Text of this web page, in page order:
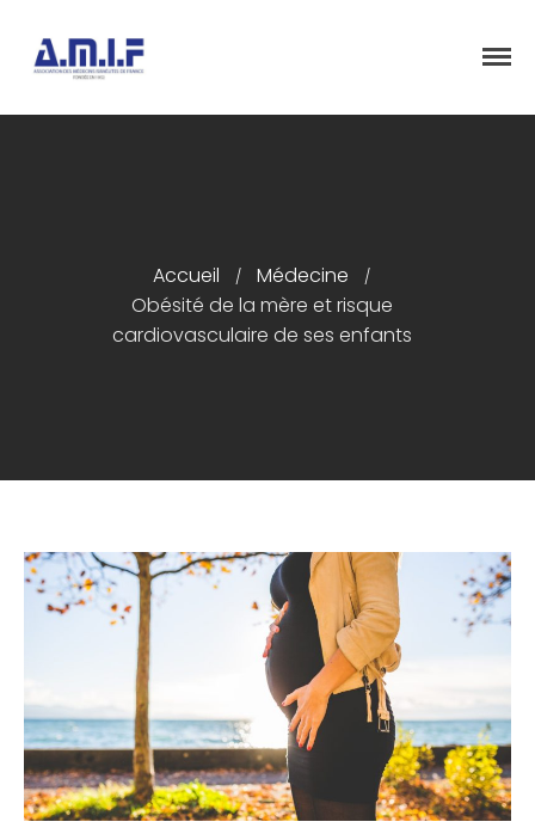
Événements
Congrès 2020
Accueil / Médecine /
Obésité de la mère et risque
cardiovasculaire de ses enfants